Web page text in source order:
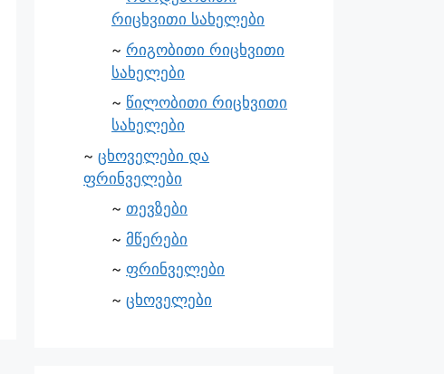
რიცხვითი სახელები
რიგობითი რიცხვითი
სახელები
წილობითი რიცხვითი
სახელები
ცხოველები და
ფრინველები
თევზები
მწერები
ფრინველები
ცხოველები